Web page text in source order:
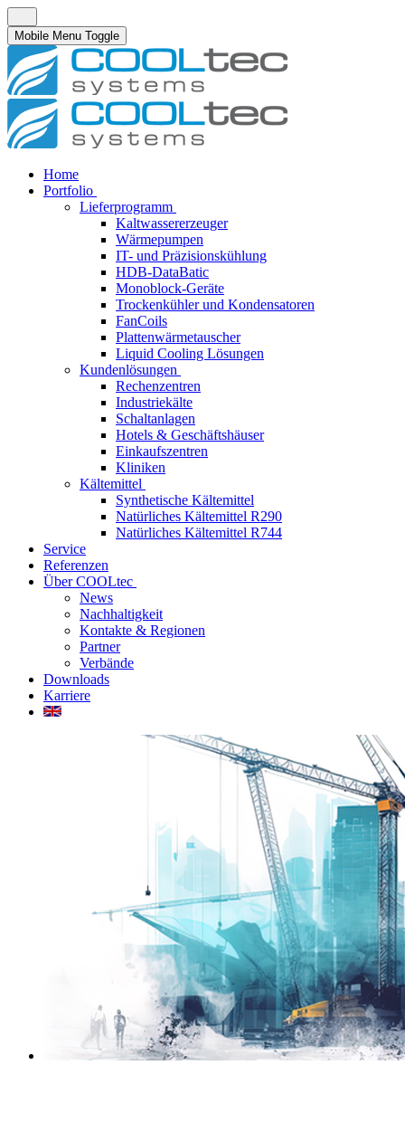
Mobile Menu Toggle
Home
Portfolio
Lieferprogramm
Kaltwassererzeuger
Wärmepumpen
IT- und Präzisionskühlung
HDB-DataBatic
Monoblock-Geräte
Trockenkühler und Kondensatoren
FanCoils
Plattenwärmetauscher
Liquid Cooling Lösungen
Kundenlösungen
Rechenzentren
Industriekälte
Schaltanlagen
Hotels & Geschäftshäuser
Einkaufszentren
Kliniken
Kältemittel
Synthetische Kältemittel
Natürliches Kältemittel R290
Natürliches Kältemittel R744
Service
Referenzen
Über COOLtec
News
Nachhaltigkeit
Kontakte & Regionen
Partner
Verbände
Downloads
Karriere